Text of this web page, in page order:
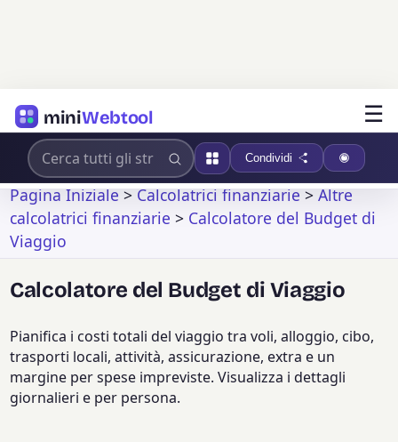
miniWebtool ☰
Condividi
Pagina Iniziale>Calcolatrici finanziarie>Altre
calcolatrici finanziarie > Calcolatore del Budget di
Viaggio
Calcolatore del Budget di Viaggio
Pianifica i costi totali del viaggio tra voli, alloggio, cibo,
trasporti locali, attività, assicurazione, extra e un
margine per spese impreviste. Visualizza i dettagli
giornalieri e per persona.